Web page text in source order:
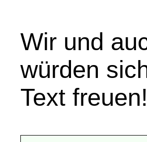
Wir und
würden
Text freuen!